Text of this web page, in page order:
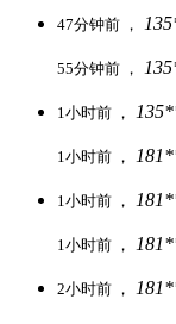
47分钟前 ，
55分钟前 ，
1小时前 ，
1小时前 ，
1小时前 ，
1小时前 ，
2小时前 ，